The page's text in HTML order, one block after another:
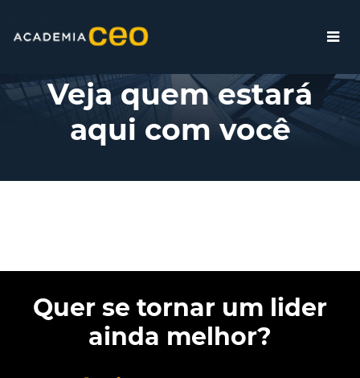
Executivos - Terceiro Setor
Veja quem estará
aqui com você
Quer se tornar um lider
ainda melhor?